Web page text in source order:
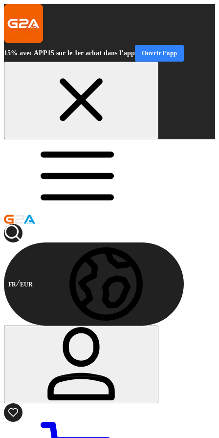
15% avec APP15 sur le 1er achat dans l’app Ouvrir l’app
FR EUR